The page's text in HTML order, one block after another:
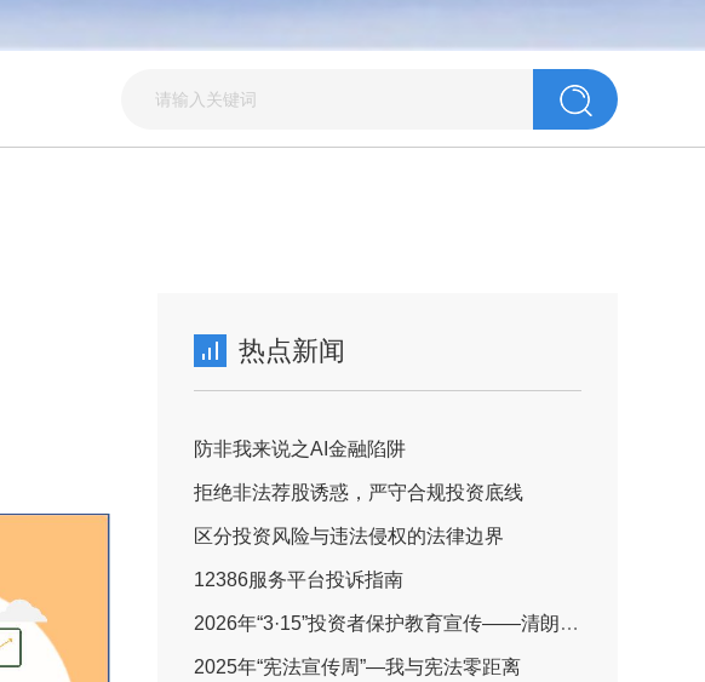
热点新闻
防非我来说之AI金融陷阱
拒绝非法荐股诱惑，严守合规投资底线
区分投资风险与违法侵权的法律边界
12386服务平台投诉指南
2026年“3·15”投资者保护教育宣传——清朗金融网络 守护安心投资
2025年“宪法宣传周”—我与宪法零距离